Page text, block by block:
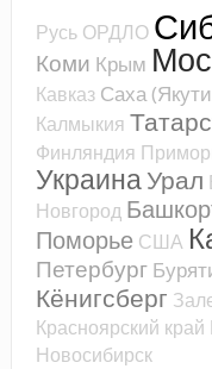
Русь ОРДЛО
Коми Крым
Кавказ Саха
Калмыкия
Финляндия
УкраинаУрал
Новгород
Поморье США
Петербург
Кёнигсберг
Красноярский край
Новосибирск